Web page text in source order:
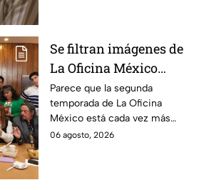
Se filtran imágenes de
La Oficina México
temporada 2 y un
detalle desata teorías
entre los fans
Parece que la segunda
temporada de La Oficina
México está cada vez más
cerca, pues el elenco ya se
06 agosto, 2026